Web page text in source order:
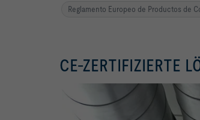
Reglamento Europeo de Productos de
CE-ZERTIFIZIERTE